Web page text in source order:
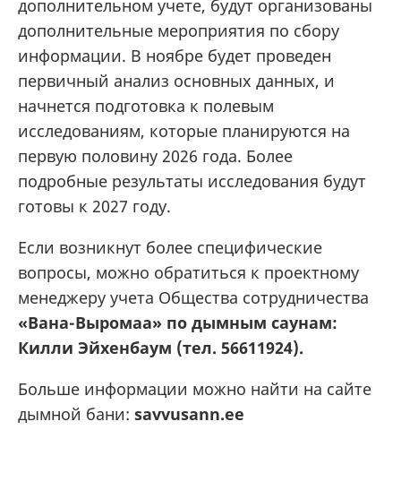
дополнительном учете, будут организованы
дополнительные мероприятия по сбору
информации. В ноябре будет проведен
первичный анализ основных данных, и
начнется подготовка к полевым
исследованиям, которые планируются на
первую половину 2026 года. Более
подробные результаты исследования будут
готовы к 2027 году.
Если возникнут более специфические
вопросы, можно обратиться к проектному
менеджеру учета Общества сотрудничества
«Вана-Выромаа» по дымным саунам:
Килли Эйхенбаум (тел. 56611924).
Больше информации можно найти на сайте
дымной бани: savvusann.ee